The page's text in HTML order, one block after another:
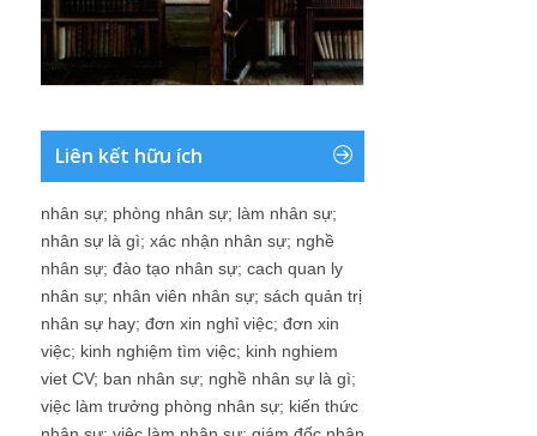
Liên kết hữu ích
nhân sự; phòng nhân sự; làm nhân sự;
nhân sự là gì; xác nhận nhân sự; nghề
nhân sự; đào tạo nhân sự; cach quan ly
nhân sự; nhân viên nhân sự; sách quản trị
nhân sự hay; đơn xin nghỉ việc; đơn xin
việc; kinh nghiệm tìm việc; kinh nghiem
viet CV; ban nhân sự; nghề nhân sự là gì;
việc làm trưởng phòng nhân sự; kiến thức